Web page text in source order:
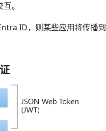
。
ID，则某些应用将传播到